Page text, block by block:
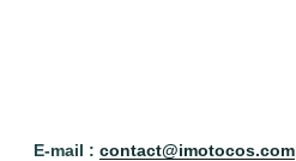
E-mail : contact@imotocos.com